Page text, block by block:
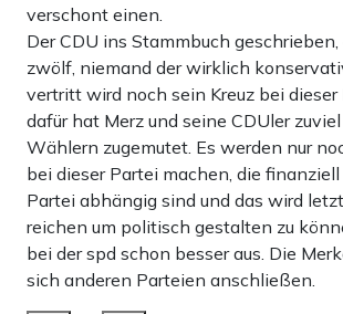
verschont einen.
Der CDU ins Stammbuch
zwölf, niemand der wirklich
vertritt wird noch sein Kreuz bei dieser
dafür hat Merz und seine CDUler
Wählern zugemutet. Es werden nur
bei dieser Partei machen, die
Partei abhängig sind und das wird
reichen um politisch gestalten zu
bei der spd schon besser aus. Die
sich anderen Parteien anschließen.